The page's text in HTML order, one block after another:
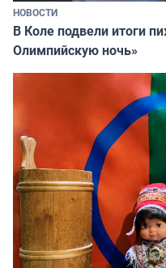
НОВОСТИ
В Коле подвели итоги
Олимпийскую ночь»